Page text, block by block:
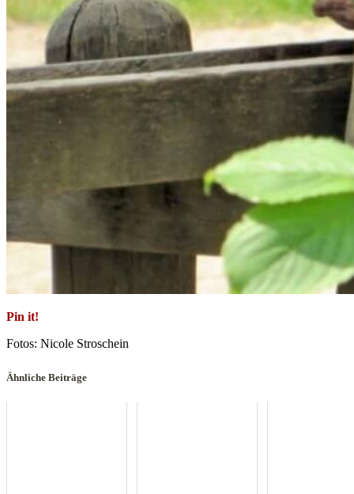
Pin it!
Fotos: Nicole Stroschein
Ähnliche Beiträge